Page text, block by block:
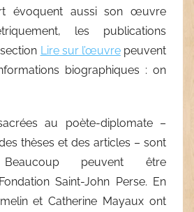
évoquent aussi son œuvre
les publications
Lire sur l’œuvrepeuvent
biographiques : on
au poète-diplomate –
thèses et des articles – sont
Beaucoup peuvent être
Saint-John Perse. En
et Catherine Mayaux ont